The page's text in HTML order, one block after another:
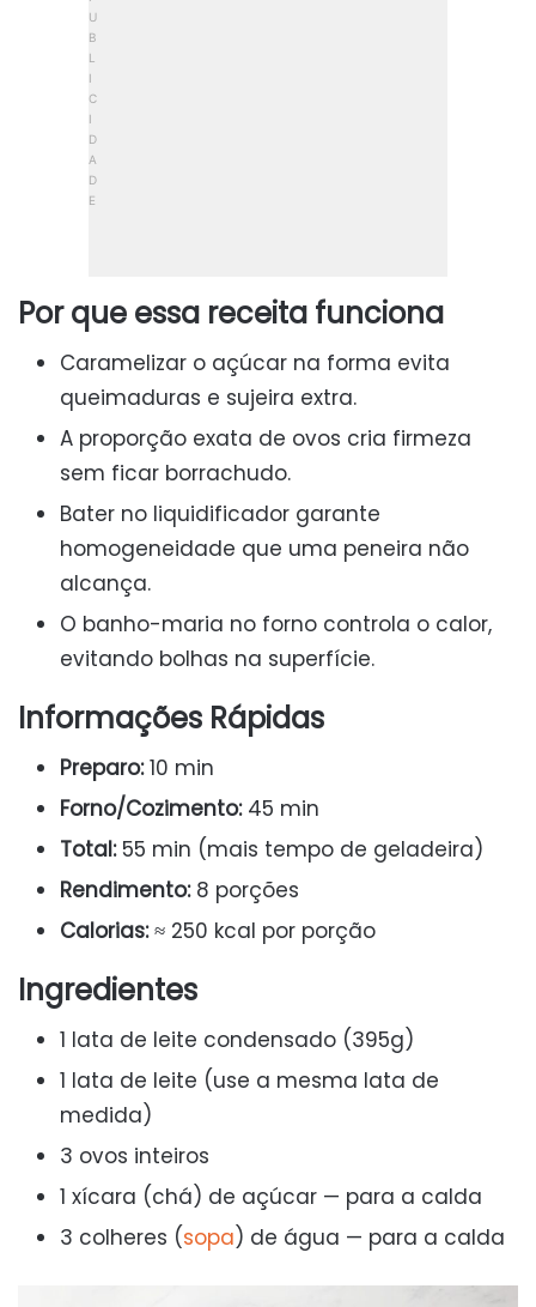
Por que essa receita funciona
Caramelizar o açúcar na forma evita
queimaduras e sujeira extra.
A proporção exata de ovos cria firmeza
sem ficar borrachudo.
Bater no liquidificador garante
homogeneidade que uma peneira não
alcança.
O banho-maria no forno controla o calor,
evitando bolhas na superfície.
Informações Rápidas
Preparo:10 min
Forno/Cozimento:45 min
Total:55 min (mais tempo de geladeira)
Rendimento:8 porções
Calorias:≈ 250 kcal por porção
Ingredientes
1 lata de leite condensado (395g)
1 lata de leite (use a mesma lata de
medida)
3 ovos inteiros
1 xícara (chá) de açúcar — para a calda
3 colheres (sopa) de água — para a calda